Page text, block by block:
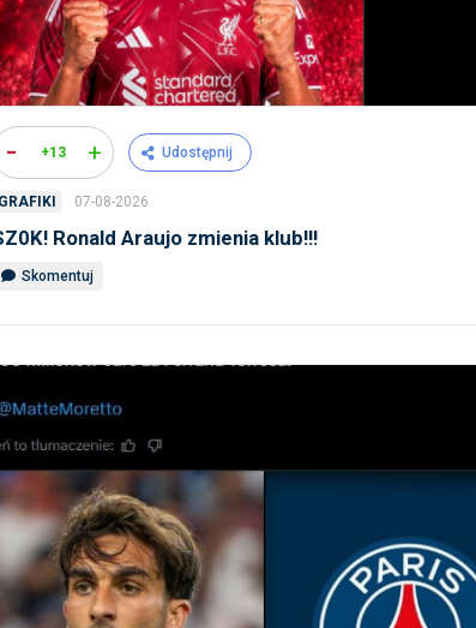
- +13 + Udostępnij
07-08-2026
Ronald Araujo zmienia klub!!!
Skomentuj